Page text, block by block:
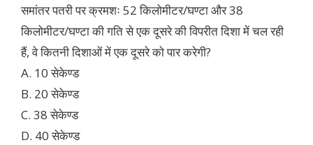
समांतर पतरी पर क्रमशः 52 किलोमीटर/घण्टा और 38
किलोमीटर/घण्टा की गति से एक दूसरे की विपरीत दिशा में चल रही
हैं, वे कितनी दिशाओं में एक दूसरे को पार करेगी?
A. 10 सेकेण्ड
B. 20 सेकेण्ड
C. 38 सेकेण्ड
D. 40 सेकेण्ड